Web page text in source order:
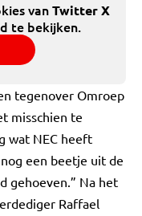
vanTwitter X
te bekijken.
tegenover Omroep
misschien te
wat NEC heeft
een beetje uit de
gehoeven.” Na het
Raffael